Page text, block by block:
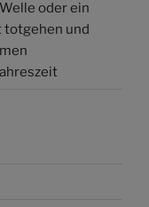
oder ein
totgehen und